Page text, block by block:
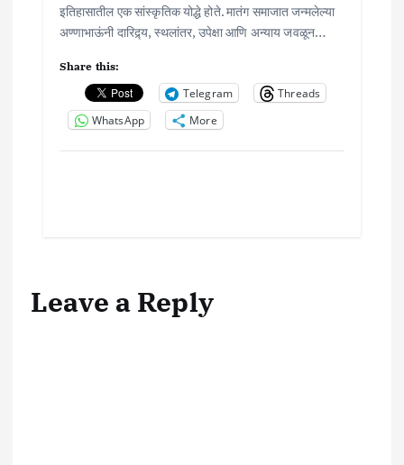
इतिहासातील एक सांस्कृतिक योद्धे होते. मातंग समाजात जन्मलेल्या
अण्णाभाऊंनी दारिद्र्य, स्थलांतर, उपेक्षा आणि अन्याय जवळून…
Share this:
Telegram
Threads
WhatsApp
More
Leave a Reply